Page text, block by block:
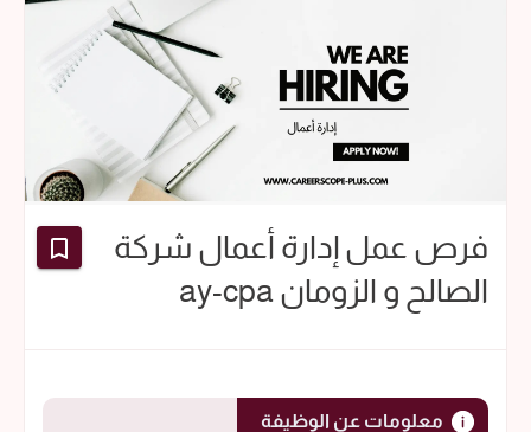
فرص عمل إدارة أعمال شركة
الصالح و الزومان ay-cpa
معلومات عن الوظيفة